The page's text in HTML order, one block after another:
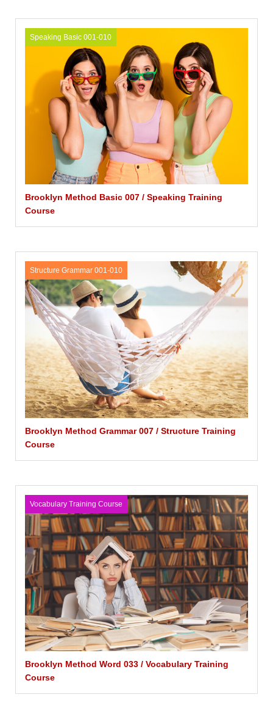
Speaking Basic 001-010
Brooklyn Method Basic 007 / Speaking Training
Course
Structure Grammar 001-010
Brooklyn Method Grammar 007 / Structure Training
Course
Vocabulary Training Course
Brooklyn Method Word 033 / Vocabulary Training
Course